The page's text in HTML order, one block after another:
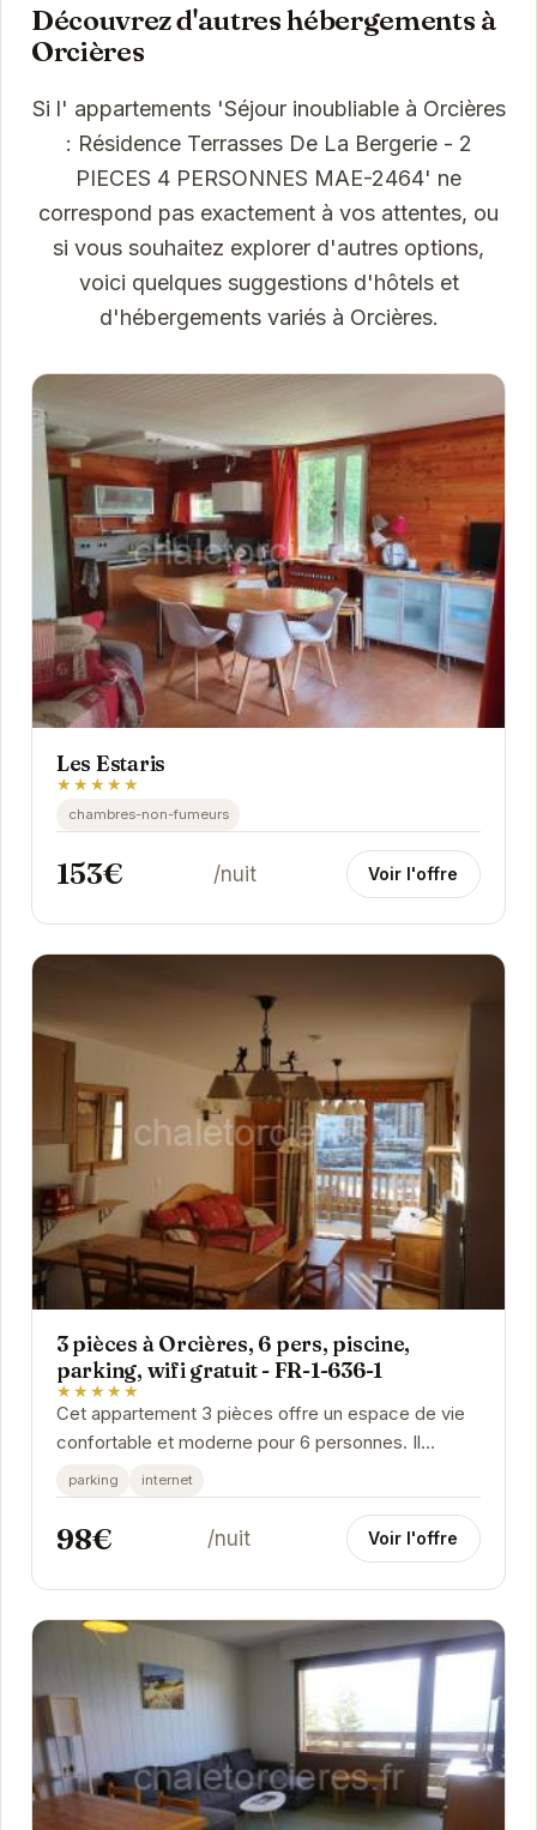
Découvrez d'autres hébergements à
Orcières
Si l' appartements 'Séjour inoubliable à Orcières
: Résidence Terrasses De La Bergerie - 2
PIECES 4 PERSONNES MAE-2464' ne
correspond pas exactement à vos attentes, ou
si vous souhaitez explorer d'autres options,
voici quelques suggestions d'hôtels et
d'hébergements variés à Orcières.
Les Estaris
★★★★★
chambres-non-fumeurs
153€ /nuit Voir l'offre
3 pièces à Orcières, 6 pers, piscine,
parking, wifi gratuit - FR-1-636-1
★★★★★
Cet appartement 3 pièces offre un espace de vie
confortable et moderne pour 6 personnes. Il
dispose d'une cuisine entièrement équipée, d'un
salon...
parking internet
98€ /nuit Voir l'offre